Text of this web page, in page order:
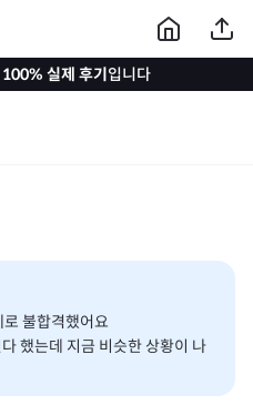
100% 실제 후기입니다
불합격했어요
했는데 지금 비슷한 상황이 나